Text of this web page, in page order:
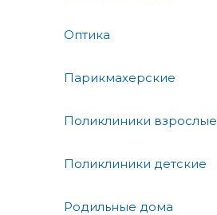
Оптика
Парикмахерские
Поликлиники взрослые
Поликлиники детские
Родильные дома